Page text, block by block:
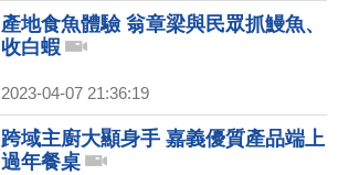
產地食魚體驗 翁章梁與民眾抓鰻魚、
收白蝦
2023-04-07 21:36:19
跨域主廚大顯身手 嘉義優質產品端上
過年餐桌